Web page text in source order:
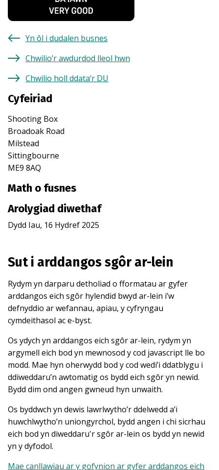
Yn ôl i dudalen busnes
Chwilio’r awdurdod lleol hwn
Chwilio holl ddata’r DU
Cyfeiriad
Shooting Box
Broadoak Road
Milstead
Sittingbourne
ME9 8AQ
Math o fusnes
Arolygiad diwethaf
Dydd Iau, 16 Hydref 2025
Sut i arddangos sgôr ar-lein
Rydym yn darparu detholiad o fformatau ar gyfer
arddangos eich sgôr hylendid bwyd ar-lein i’w
defnyddio ar wefannau, apiau, y cyfryngau
cymdeithasol ac e-byst.
Os ydych yn arddangos eich sgôr ar-lein, rydym yn
argymell eich bod yn mewnosod y cod javascript lle bo
modd. Mae hyn oherwydd bod y cod wedi’i ddatblygu i
ddiweddaru’n awtomatig os bydd eich sgôr yn newid.
Bydd dim ond angen gwneud hyn unwaith.
Os byddwch yn dewis lawrlwytho’r ddelwedd a’i
huwchlwytho’n uniongyrchol, bydd angen i chi sicrhau
eich bod yn diweddaru'r sgôr ar-lein os bydd yn newid
yn y dyfodol.
Mae canllawiau ar y gofynion ar gyfer arddangos eich